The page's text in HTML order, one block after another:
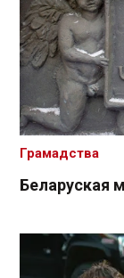
Беларуская
Грамадства